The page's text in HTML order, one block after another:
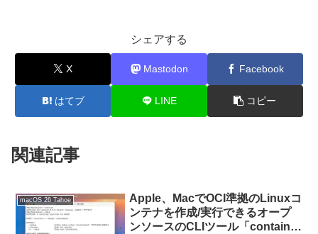
シェアする
X Mastodon Facebook
はてブ LINE コピー
関連記事
macOS 26 Tahoe
Apple、MacでOCI準拠のLinuxコ
ンテナを作成/実行できるオープ
ンソースのCLIツール「container